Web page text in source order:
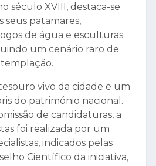
século XVIII, destaca-se
seus patamares,
de água e esculturas
um cenário raro de
vivo da cidade e um
do património nacional.
de candidaturas, a
foi realizada por um
indicados pelas
Científico da iniciativa,